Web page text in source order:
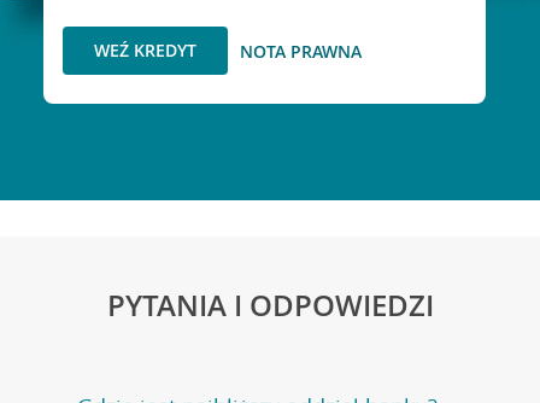
WEŹ KREDYT NOTA PRAWNA
PYTANIA I ODPOWIEDZI